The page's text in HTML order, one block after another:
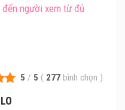
5 / 5 ( 277 bình chọn )
người xem từ đủ